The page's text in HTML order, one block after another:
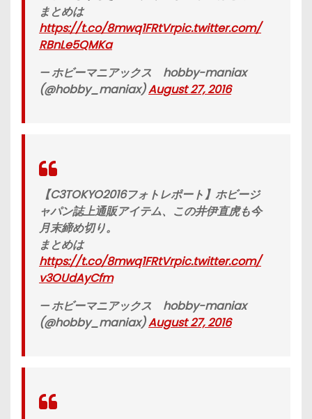
まとめは
https://t.co/8mwq1FRtVrpic.twitter.com/
RBnLe5QMKa
— ホビーマニアックス hobby-maniax
(@hobby_maniax)August 27, 2016
【C3TOKYO2016フォトレポート】ホビージ
ャパン誌上通販アイテム、この井伊直虎も今
月末締め切り。
まとめは
https://t.co/8mwq1FRtVrpic.twitter.com/
v3OUdAyCfm
— ホビーマニアックス hobby-maniax
(@hobby_maniax)August 27, 2016